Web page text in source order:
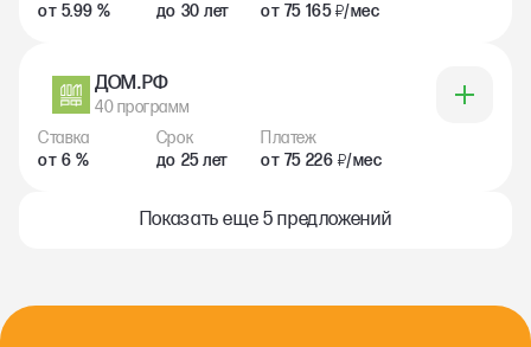
от 5.99 %
до 30 лет
от 75 165 ₽/мес
40 программ
ДОМ.РФ
Ставка
от 6 %
Срок
до 25 лет
Платеж
от 75 226 ₽/мес
Показать еще 5 предложений